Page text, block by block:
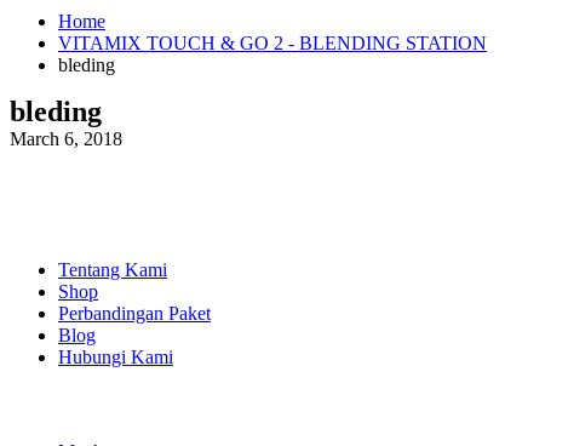
Home
VITAMIX TOUCH & GO 2 - BLENDING STATION
bleding
bleding
March 6, 2018
Tentang Kami
Shop
Perbandingan Paket
Blog
Hubungi Kami